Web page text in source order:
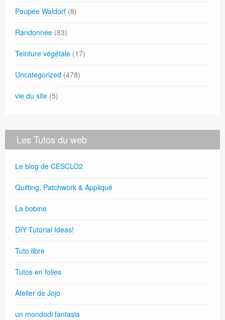
Poupée Waldorf (8)
Randonnée (83)
Teinture végétale (17)
Uncategorized (478)
vie du site (5)
Les Tutos du web
Le blog de CESCLO2
Quilting, Patchwork & Appliqué
La bobine
DIY Tutorial Ideas!
Tuto libre
Tutos en folies
Atelier de Jojo
un mondodi fantasia